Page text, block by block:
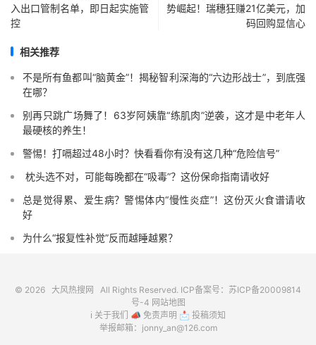
入出口管制名单，即日起实施管
控
势崛起！瑞穗狂赚21亿美元，加
码回购显信心
相关推荐
不是所有鱼都叫“脑黄金”！揭秘智利深海的“六边形战士”，到底强
在哪？
别再只跳广场舞了！63岁阿姨靠“练肌肉”逆袭，这才是中老年人
最硬核的养生！
警惕！打嗝超过48小时？快看看你有没有这几种“危险信号”️
️ 枕头选不对，可能每晚都在“吸毒”？这份保命指南请收好
总是觉得累、爱生病？警惕体内“慢性炎症”！这份灭火食谱请收
好
为什么“报复性补觉”反而越睡越累？
© 2026 大风热搜网 All Rights Reserved. ICP备案号： 苏ICP备20009814
号-4 网站地图
ℹ️ 关于我们 📣 免责声明 📩 投稿须知
举报邮箱：jonny_an@126.com